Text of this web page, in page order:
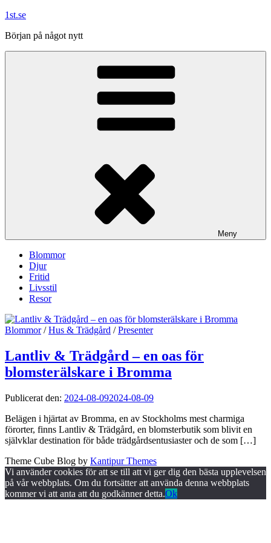
Hoppa
innehåll
1st.se
Början på något nytt
Meny
Blommor
Djur
Fritid
Livsstil
Resor
Blommor/Hus & Trädgård /Presenter
Lantliv & Trädgård – en oas för
blomsterälskare i Bromma
Publicerat den: 2024-08-092024-08-09
Belägen i hjärtat av Bromma, en av Stockholms mest charmiga
förorter, finns Lantliv & Trädgård, en blomsterbutik som blivit en
självklar destination för både trädgårdsentusiaster och de som […]
Theme Cube Blog by Kantipur Themes
Vi använder cookies för att se till att vi ger dig den bästa upplevelsen
på vår webbplats. Om du fortsätter att använda denna webbplats
kommer vi att anta att du godkänner detta.Ok